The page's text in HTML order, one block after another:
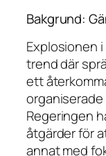
Bakgrund:
Explosionen
trend där
ett
Regeringen
åtgärder för
annat med